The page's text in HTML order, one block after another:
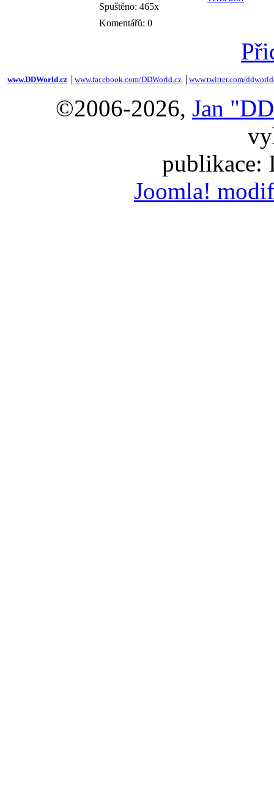
Spuštěno: 465x
Komentářů: 0
www.DDWorld.cz www.facebook.com/DDWorld.cz www.twitter.com/
©2006-2026, Jan
publikace:
Joomla!